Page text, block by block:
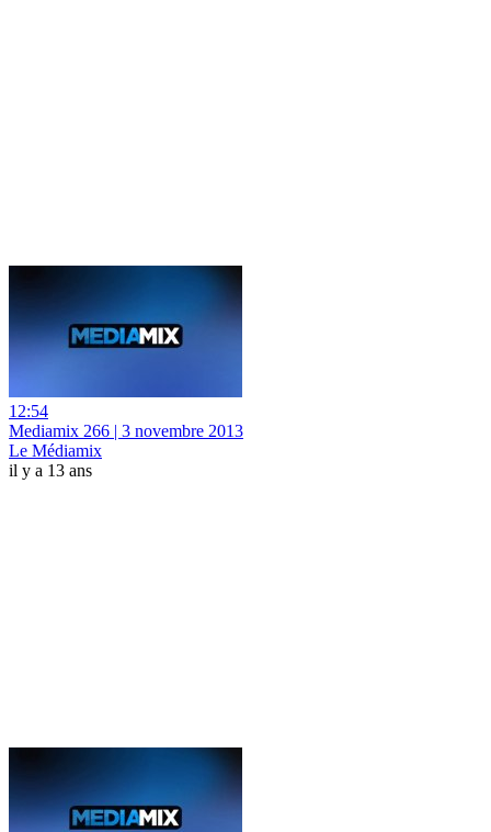
12:54
Mediamix 266 | 3 novembre 2013
Le Médiamix
il y a 13 ans